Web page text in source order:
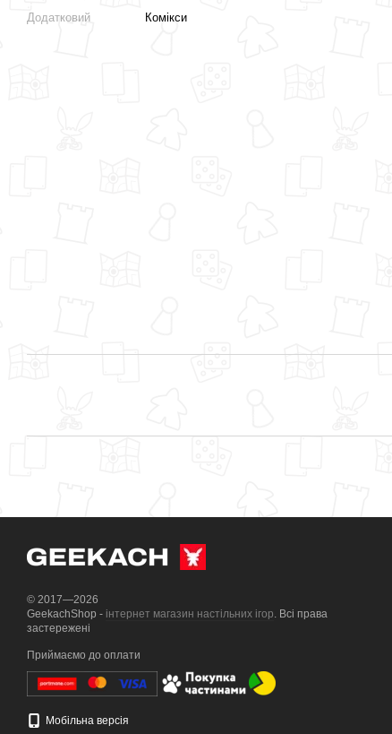
Додатковий
Комікси
© 2017—2026
GeekachShop - інтернет магазин настільних ігор. Всі права
застережені
Приймаємо до оплати
Мобільна версія